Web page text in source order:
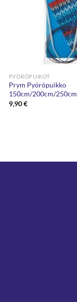
PYÖRÖPUIKOT
Prym Pyöröpuikko
150cm/200cm/250cm
9,90€